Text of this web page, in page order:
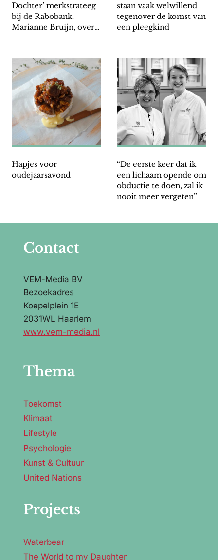
Dochter’ merkstrateeg
bij de Rabobank,
Marianne Bruijn, over
vrouwen.
staan vaak welwillend
tegenover de komst van
een pleegkind
Hapjes voor
oudejaarsavond
“De eerste keer dat ik
een lichaam opende om
obductie te doen, zal ik
nooit meer vergeten”
Contact
VEM-Media BV
Bezoekadres
Koepelplein 1E
2031WL Haarlem
www.vem-media.nl
Thema
Toekomst
Klimaat
Lifestyle
Psychologie
Kunst & Cultuur
United Nations
Projects
Waterbear
The World to my Daughter